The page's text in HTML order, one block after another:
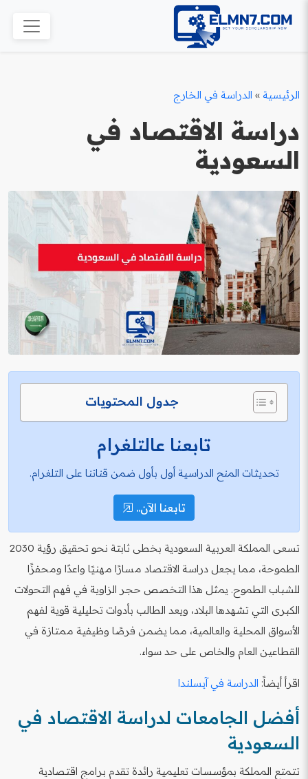
الرئيسية » الدراسة في الخارج
دراسة الاقتصاد في
السعودية
جدول المحتويات
تابعنا عالتلغرام
تحديثات المنح الدراسية أول بأول ضمن قناتنا على التلغرام.
تابعنا الآن..
تسعى المملكة العربية السعودية بخطى ثابتة نحو تحقيق رؤية 2030
الطموحة، مما يجعل دراسة الاقتصاد مسارًا مهنيًا واعدًا ومحفزًا
للشباب الطموح. يمثل هذا التخصص حجر الزاوية في فهم التحولات
الكبرى التي تشهدها البلاد، ويعد الطالب بأدوات تحليلية قوية لفهم
الأسواق المحلية والعالمية، مما يضمن فرصًا وظيفية ممتازة في
القطاعين العام والخاص على حد سواء.
اقرأ أيضاً: الدراسة في آيسلندا
أفضل الجامعات لدراسة الاقتصاد في
السعودية
تتمتع المملكة بمؤسسات تعليمية رائدة تقدم برامج اقتصادية